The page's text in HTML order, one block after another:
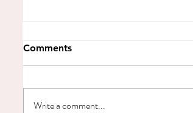
Comments
Write a comment...